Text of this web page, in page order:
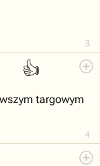
3
👍
4
targowym